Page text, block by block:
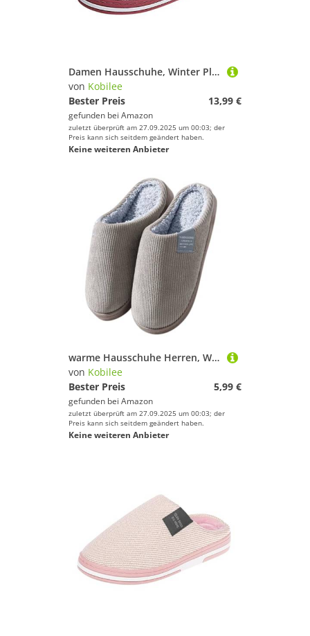
Damen Hausschuhe, Winter Plüsch Pantoffeln rutschfeste Unisex Warm Hausschlappen Filzpantoffeln Frauen Bequeme Slippers 01Watermelon Red 44-45/EU
von Kobilee
Bester Preis
13,99 €
gefunden bei Amazon
zuletzt überprüft am 27.09.2025 um 00:03; der
Preis kann sich seitdem geändert haben.
Keine weiteren Anbieter
warme Hausschuhe Herren, Winter Plüsch Pantoffeln rutschfeste Unisex Warm Hausschlappen Filzpantoffeln Frauen Bequeme Slippers 03Brown 42-43/EU
von Kobilee
Bester Preis
5,99 €
gefunden bei Amazon
zuletzt überprüft am 27.09.2025 um 00:03; der
Preis kann sich seitdem geändert haben.
Keine weiteren Anbieter